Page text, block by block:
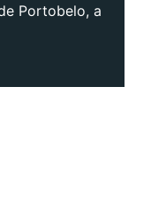
Portobelo, a